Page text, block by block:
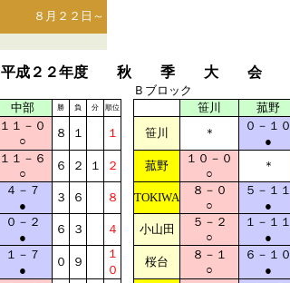
８月２２日～
平成２２年度 秋 季 大 会
Ｂブロック
中部 勝 負 分 順位 笹川 菰野
１１－０
○
８ １ １ 笹川 ＊
０－１０
●
１１－６
○
６ ２ １ ２ 菰野
１０－０
○
＊
４－７
●
３ ６ ８ TOKIWA
８－０
○
５－１１
●
０－２
●
６ ３ ４ 小山田
５－２
○
１－１１
●
１－７
●
０ ９
１
０
桜台
８－１
○
６－１０
●